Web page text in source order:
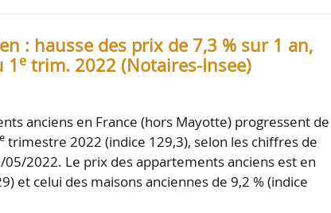
: hausse des prix de 7,3 % sur 1 an,
1 e trim. 2022 (Notaires-Insee)
anciens en France (hors Mayotte) progressent de
e trimestre 2022 (indice 129,3), selon les chiffres de
05/2022. Le prix des appartements anciens est en
et celui des maisons anciennes de 9,2 % (indice